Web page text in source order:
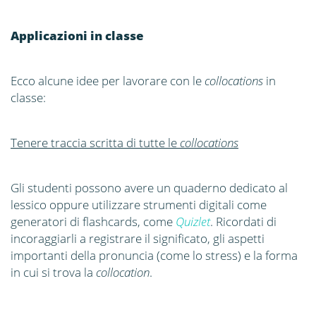
Applicazioni in classe
Ecco alcune idee per lavorare con lecollocations in
classe:
Tenere traccia scritta di tutte lecollocations
Gli studenti possono avere un quaderno dedicato al
lessico oppure utilizzare strumenti digitali come
generatori di flashcards, come Quizlet. Ricordati di
incoraggiarli a registrare il significato, gli aspetti
importanti della pronuncia (come lo stress) e la forma
in cui si trova la collocation.